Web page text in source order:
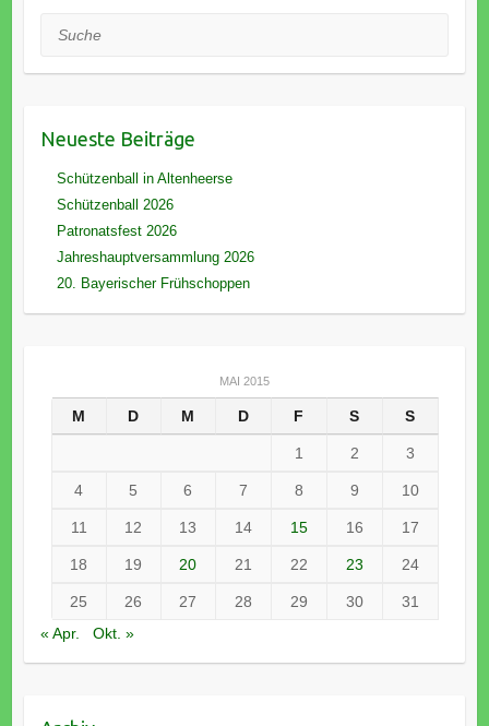
Suche
Neueste Beiträge
Schützenball in Altenheerse
Schützenball 2026
Patronatsfest 2026
Jahreshauptversammlung 2026
20. Bayerischer Frühschoppen
MAI 2015
M D M D F S S
1 2 3
4 5 6 7 8 9 10
11 12 13 14 15 16 17
18 19 20 21 22 23 24
25 26 27 28 29 30
31
« Apr.
Okt. »